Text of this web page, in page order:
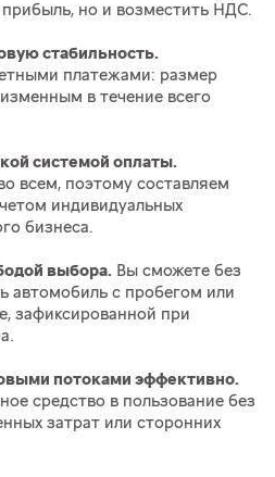
но и возместить НДС.
стабильность.
платежами: размер
в течение всего
системой оплаты.
всем, поэтому составляем
индивидуальных
бизнеса.
выбора. Вы сможете без
автомобиль с пробегом или
зафиксированной при
потоками эффективно.
средство в пользование без
затрат или сторонних